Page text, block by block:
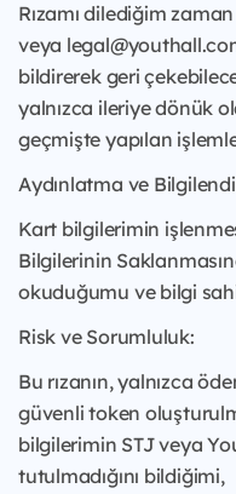
Rızamı dilediğim
veya
bildirerek geri
yalnızca ileriye dönük
geçmişte yapılan
Aydınlatma ve
Kart bilgilerimin
Bilgilerinin
okuduğumu ve bilgi
Risk ve Sorumluluk:
Bu rızanın, yalnızca
güvenli token
bilgilerimin STJ veya
tutulmadığını bildiğimi,